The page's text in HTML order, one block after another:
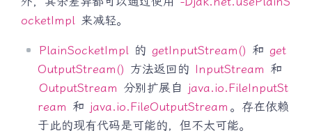
ocketImpl 来减轻。
PlainSocketImpl 的 getInputStream() 和 get
OutputStream() 方法返回的 InputStream 和
OutputStream 分别扩展自 java.io.FileInputSt
ream 和 java.io.FileOutputStream 。存在依赖
于此的现有代码是可能的，但不太可能。